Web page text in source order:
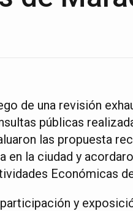
de una revisión
públicas
las propuesta
en la ciudad y
Económicas
y